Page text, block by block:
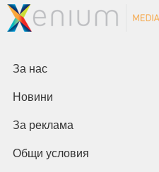
За нас
Новини
За реклама
Общи условия